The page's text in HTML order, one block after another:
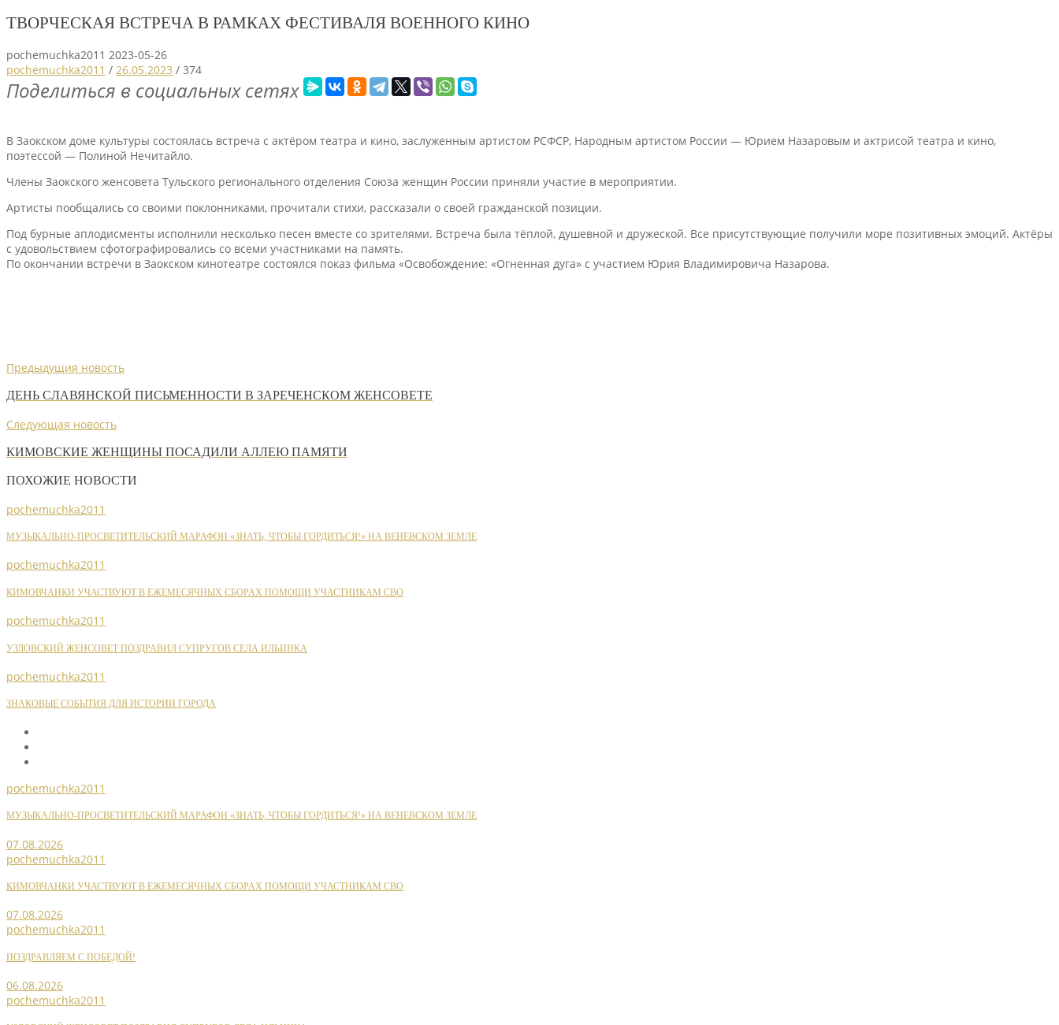
ТВОРЧЕСКАЯ ВСТРЕЧА В РАМКАХ ФЕСТИВАЛЯ ВОЕННОГО КИНО
pochemuchka2011 2023-05-26
pochemuchka2011 / 26.05.2023 / 374
Поделиться в социальных сетях
В Заокском доме культуры состоялась встреча с актёром театра и кино, заслуженным артистом РСФСР, Народным артистом России — Юрием Назаровым и актрисой театра и кино,
поэтессой — Полиной Нечитайло.
Члены Заокского женсовета Тульского регионального отделения Союза женщин России приняли участие в мероприятии.
Артисты пообщались со своими поклонниками, прочитали стихи, рассказали о своей гражданской позиции.
Под бурные аплодисменты исполнили несколько песен вместе со зрителями. Встреча была тёплой, душевной и дружеской. Все присутствующие получили море позитивных эмоций. Актёры
с удовольствием сфотографировались со всеми участниками на память.
По окончании встречи в Заокском кинотеатре состоялся показ фильма «Освобождение: «Огненная дуга» с участием Юрия Владимировича Назарова.
Предыдущия новость
ДЕНЬ СЛАВЯНСКОЙ ПИСЬМЕННОСТИ В ЗАРЕЧЕНСКОМ ЖЕНСОВЕТЕ
Следующая новость
КИМОВСКИЕ ЖЕНЩИНЫ ПОСАДИЛИ АЛЛЕЮ ПАМЯТИ
ПОХОЖИЕ НОВОСТИ
pochemuchka2011
МУЗЫКАЛЬНО-ПРОСВЕТИТЕЛЬСКИЙ МАРАФОН «ЗНАТЬ, ЧТОБЫ ГОРДИТЬСЯ!» НА ВЕНЕВСКОМ ЗЕМЛЕ
pochemuchka2011
КИМОВЧАНКИ УЧАСТВУЮТ В ЕЖЕМЕСЯЧНЫХ СБОРАХ ПОМОЩИ УЧАСТНИКАМ СВО
pochemuchka2011
УЗЛОВСКИЙ ЖЕНСОВЕТ ПОЗДРАВИЛ СУПРУГОВ СЕЛА ИЛЬИНКА
pochemuchka2011
ЗНАКОВЫЕ СОБЫТИЯ ДЛЯ ИСТОРИИ ГОРОДА
pochemuchka2011
МУЗЫКАЛЬНО-ПРОСВЕТИТЕЛЬСКИЙ МАРАФОН «ЗНАТЬ, ЧТОБЫ ГОРДИТЬСЯ!» НА ВЕНЕВСКОМ ЗЕМЛЕ
07.08.2026
pochemuchka2011
КИМОВЧАНКИ УЧАСТВУЮТ В ЕЖЕМЕСЯЧНЫХ СБОРАХ ПОМОЩИ УЧАСТНИКАМ СВО
07.08.2026
pochemuchka2011
ПОЗДРАВЛЯЕМ С ПОБЕДОЙ!
06.08.2026
pochemuchka2011